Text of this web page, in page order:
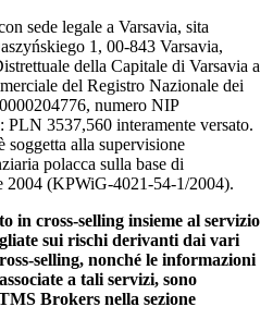
sede legale a Varsavia, sita
1, 00-843 Varsavia,
della Capitale di Varsavia a
del Registro Nazionale dei
numero NIP
3537,560 interamente versato.
alla supervisione
polacca sulla base di
2004 (KPWiG-4021-54-1/2004).
in cross-selling insieme al servizio
sui rischi derivanti dai vari
selling, nonché le informazioni
a tali servizi, sono
Brokers nella sezione